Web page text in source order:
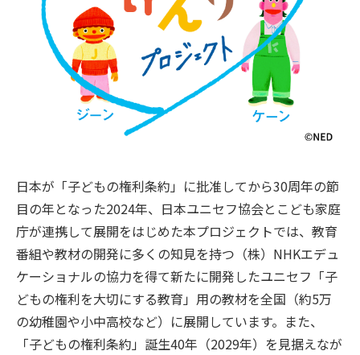
日本が「子どもの権利条約」に批准してから30周年の節
目の年となった2024年、日本ユニセフ協会とこども家庭
庁が連携して展開をはじめた本プロジェクトでは、教育
番組や教材の開発に多くの知見を持つ（株）NHKエデュ
ケーショナルの協力を得て新たに開発したユニセフ「子
どもの権利を大切にする教育」用の教材を全国（約5万
の幼稚園や小中高校など）に展開しています。また、
「子どもの権利条約」誕生40年（2029年）を見据えなが